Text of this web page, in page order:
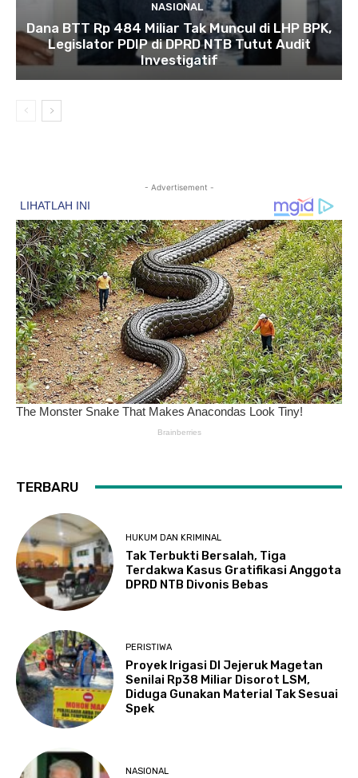
NASIONAL
Dana BTT Rp 484 Miliar Tak Muncul di LHP BPK,
Legislator PDIP di DPRD NTB Tutut Audit
Investigatif
- Advertisement -
TERBARU
HUKUM DAN KRIMINAL
Tak Terbukti Bersalah, Tiga
Terdakwa Kasus Gratifikasi Anggota
DPRD NTB Divonis Bebas
PERISTIWA
Proyek Irigasi DI Jejeruk Magetan
Senilai Rp38 Miliar Disorot LSM,
Diduga Gunakan Material Tak Sesuai
Spek
NASIONAL